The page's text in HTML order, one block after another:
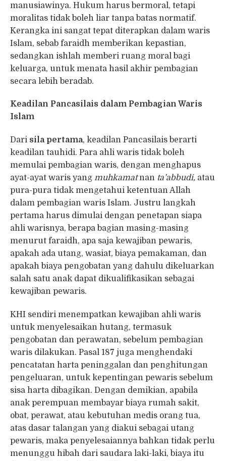
manusiawinya. Hukum harus bermoral, tetapi
moralitas tidak boleh liar tanpa batas normatif.
Kerangka ini sangat tepat diterapkan dalam waris
Islam, sebab faraidh memberikan kepastian,
sedangkan ishlah memberi ruang moral bagi
keluarga, untuk menata hasil akhir pembagian
secara lebih beradab.
Keadilan Pancasilais dalam Pembagian Waris
Islam
Dari sila pertama, keadilan Pancasilais berarti
keadilan tauhidi. Para ahli waris tidak boleh
memulai pembagian waris, dengan menghapus
ayat-ayat waris yang muhkamatnan ta’abbudi, atau
pura-pura tidak mengetahui ketentuan Allah
dalam pembagian waris Islam. Justru langkah
pertama harus dimulai dengan penetapan siapa
ahli warisnya, berapa bagian masing-masing
menurut faraidh, apa saja kewajiban pewaris,
apakah ada utang, wasiat, biaya pemakaman, dan
apakah biaya pengobatan yang dahulu dikeluarkan
salah satu anak dapat dikualifikasikan sebagai
kewajiban pewaris.
KHI sendiri menempatkan kewajiban ahli waris
untuk menyelesaikan hutang, termasuk
pengobatan dan perawatan, sebelum pembagian
waris dilakukan. Pasal 187 juga menghendaki
pencatatan harta peninggalan dan penghitungan
pengeluaran, untuk kepentingan pewaris sebelum
sisa harta dibagikan. Dengan demikian, apabila
anak perempuan membayar biaya rumah sakit,
obat, perawat, atau kebutuhan medis orang tua,
atas dasar talangan yang diakui sebagai utang
pewaris, maka penyelesaiannya bahkan tidak perlu
menunggu hibah dari saudara laki-laki, biaya itu